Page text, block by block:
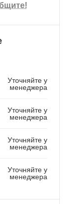
Уточняйте у
менеджера
Уточняйте у
менеджера
Уточняйте у
менеджера
Уточняйте у
менеджера